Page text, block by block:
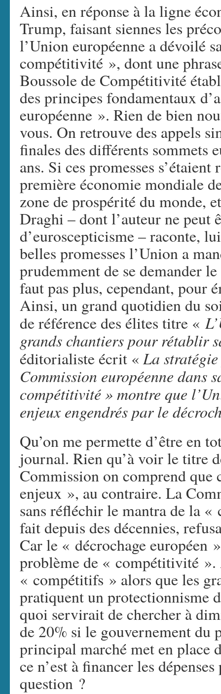
Ainsi, en réponse à la ligne
Trump, faisant siennes les
l’Union européenne a dévoilé
compétitivité », dont une
Boussole de Compétitivité
des principes fondamentaux
européenne ». Rien de bien
vous. On retrouve des appels
finales des différents sommets
ans. Si ces promesses
première économie mondiale
zone de prospérité du monde,
Draghi – dont l’auteur ne peut
d’euroscepticisme – raconte,
belles promesses l’Union a
prudemment de se demander
faut pas plus, cependant, pour
Ainsi, un grand quotidien du
de référence des élites titre «
grands chantiers pour rétablir
éditorialiste écrit «La
Commission européenne dans
compétitivité » montre que
enjeux engendrés par le
Qu’on me permette d’être en
journal. Rien qu’à voir le titre
Commission on comprend que
enjeux », au contraire. La
sans réfléchir le mantra de la
fait depuis des décennies,
Car le « décrochage européen
problème de « compétitivité
« compétitifs » alors que les
pratiquent un protectionnisme
quoi servirait de chercher à
de 20% si le gouvernement du
principal marché met en place
ce n’est à financer les
question ?